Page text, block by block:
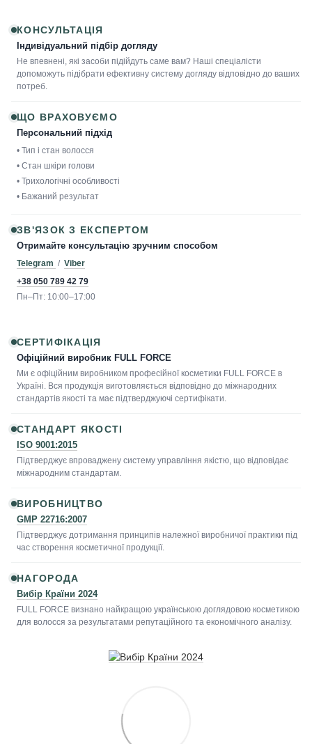
КОНСУЛЬТАЦІЯ
Індивідуальний підбір догляду
Не впевнені, які засоби підійдуть саме вам? Наші спеціалісти
допоможуть підібрати ефективну систему догляду відповідно до ваших
потреб.
ЩО ВРАХОВУЄМО
Персональний підхід
• Тип і стан волосся
• Стан шкіри голови
• Трихологічні особливості
• Бажаний результат
ЗВ'ЯЗОК З ЕКСПЕРТОМ
Отримайте консультацію зручним способом
Telegram / Viber
+38 050 789 42 79
Пн–Пт: 10:00–17:00
СЕРТИФІКАЦІЯ
Офіційний виробник FULL FORCE
Ми є офіційним виробником професійної косметики FULL FORCE в
Україні. Вся продукція виготовляється відповідно до міжнародних
стандартів якості та має підтверджуючі сертифікати.
СТАНДАРТ ЯКОСТІ
ISO 9001:2015
Підтверджує впроваджену систему управління якістю, що відповідає
міжнародним стандартам.
ВИРОБНИЦТВО
GMP 22716:2007
Підтверджує дотримання принципів належної виробничої практики під
час створення косметичної продукції.
НАГОРОДА
Вибір Країни 2024
FULL FORCE визнано найкращою українською доглядовою косметикою
для волосся за результатами репутаційного та економічного аналізу.